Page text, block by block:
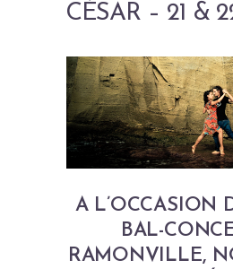
CÉSAR – 21 &
A L’OCCASION
BAL-
RAMONVILLE,